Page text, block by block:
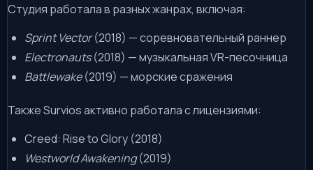
Студия работала в разных жанрах, включая:
Sprint Vector(2018) — соревновательный раннер
Electronauts(2018) — музыкальная VR-песочница
Battlewake(2019) — морские сражения
Также Survios активно работала с лицензиями:
Creed: Rise to Glory (2018)
Westworld Awakening(2019)